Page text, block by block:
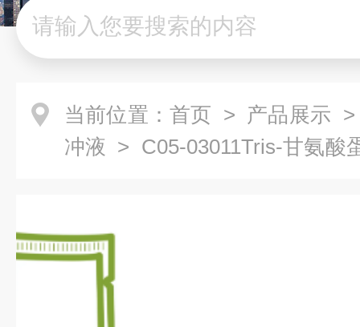
当前位置： 首页 > 产品展示
冲液 > C05-03011Tris-甘氨酸